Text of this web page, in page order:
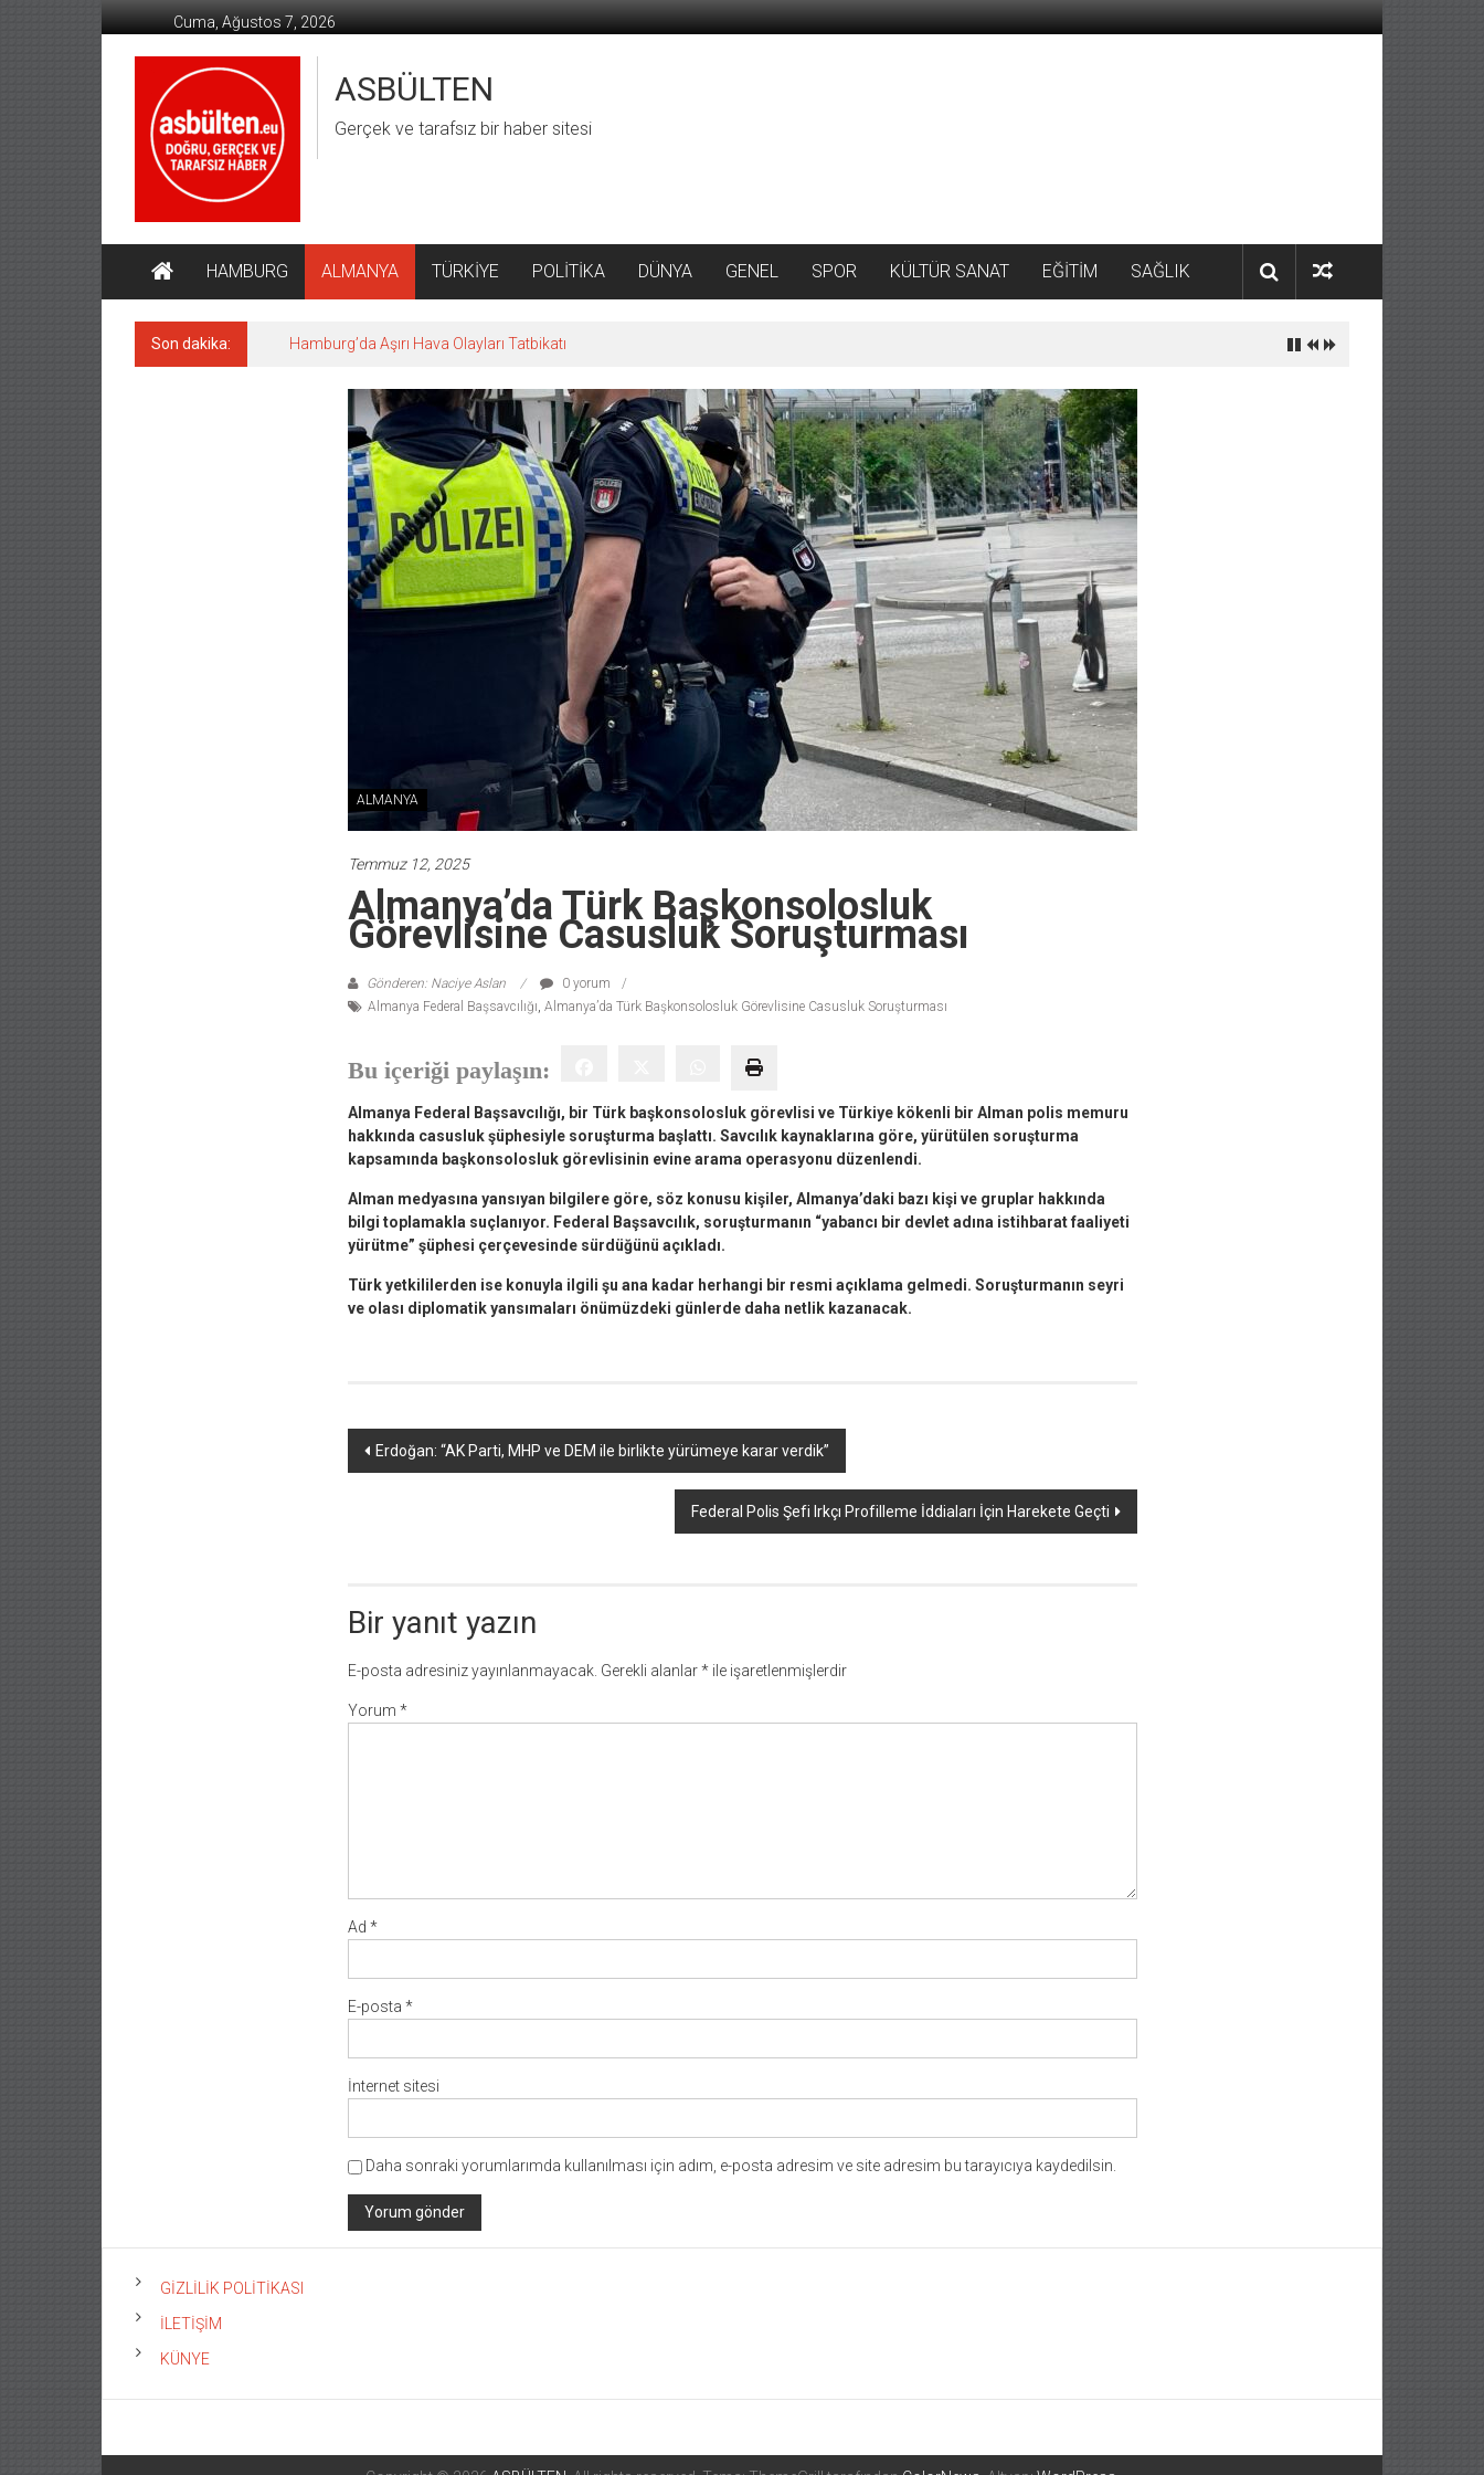
geç
Cuma, Ağustos 7, 2026
ASBÜLTEN
Gerçek ve tarafsız bir haber sitesi
HAMBURG ALMANYA TÜRKİYE POLİTİKA DÜNYA GENEL SPOR KÜLTÜR SANAT EĞİTİM SAĞLIK
Son dakika: Hamburg’da Aşırı Hava Olayları Tatbikatı
ALMANYA
Temmuz 12, 2025
Almanya’da Türk Başkonsolosluk
Görevlisine Casusluk Soruşturması
Gönderen: Naciye Aslan
0 yorum
Almanya Federal Başsavcılığı, Almanya’da Türk Başkonsolosluk Görevlisine Casusluk Soruşturması
Bu içeriği paylaşın:
Almanya Federal Başsavcılığı, bir Türk başkonsolosluk görevlisi ve Türkiye kökenli bir Alman polis memuru
hakkında casusluk şüphesiyle soruşturma başlattı. Savcılık kaynaklarına göre, yürütülen soruşturma
kapsamında başkonsolosluk görevlisinin evine arama operasyonu düzenlendi.
Alman medyasına yansıyan bilgilere göre, söz konusu kişiler, Almanya’daki bazı kişi ve gruplar hakkında
bilgi toplamakla suçlanıyor. Federal Başsavcılık, soruşturmanın “yabancı bir devlet adına istihbarat faaliyeti
yürütme” şüphesi çerçevesinde sürdüğünü açıkladı.
Türk yetkililerden ise konuyla ilgili şu ana kadar herhangi bir resmi açıklama gelmedi. Soruşturmanın seyri
ve olası diplomatik yansımaları önümüzdeki günlerde daha netlik kazanacak.
Yazı
Erdoğan: “AK Parti, MHP ve DEM ile birlikte yürümeye karar verdik”
Federal Polis Şefi Irkçı Profilleme İddiaları İçin Harekete Geçti
Bir yanıt yazın
E-posta adresiniz yayınlanmayacak. Gerekli alanlar*ile işaretlenmişlerdir
Yorum *
Ad *
E-posta *
İnternet sitesi
Daha sonraki yorumlarımda kullanılması için adım, e-posta adresim ve site adresim bu tarayıcıya kaydedilsin.
GİZLİLİK POLİTİKASI
İLETİŞİM
KÜNYE